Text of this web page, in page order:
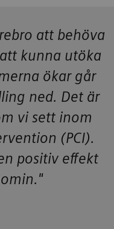
att behöva
kunna utöka
ökar går
ned. Det är
vi sett inom
(PCI).
positiv effekt